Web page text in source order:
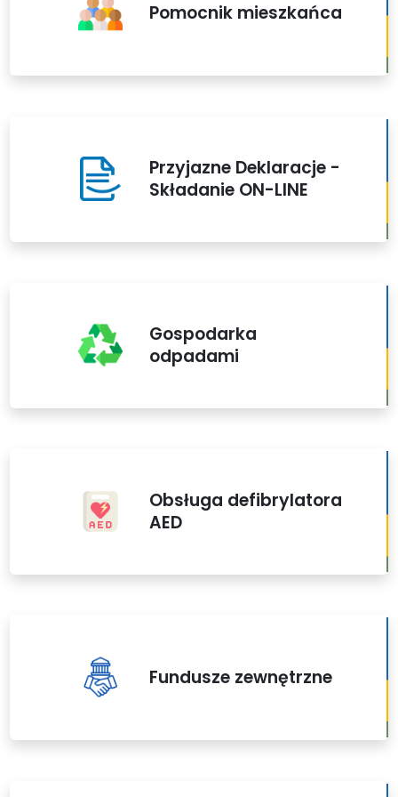
Pomocnik mieszkańca
Przyjazne Deklaracje -
Składanie ON-LINE
Gospodarka
odpadami
Obsługa defibrylatora
AED
Fundusze zewnętrzne